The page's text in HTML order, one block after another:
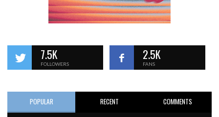
7.5K
FOLLOWERS
2.5K
FANS
POPULAR RECENT COMMENTS